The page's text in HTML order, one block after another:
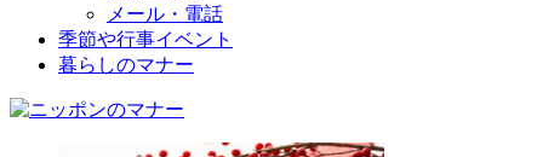
メール・電話
季節や行事イベント
暮らしのマナー